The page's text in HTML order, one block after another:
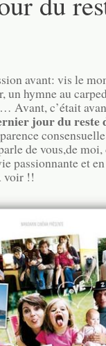
avant: vis le
un hymne au
Avant, c’était
jour du reste
de vous,de
passionnante et
voir !!